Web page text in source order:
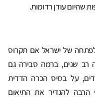
שהיום עודן רדומות.
לפתחה של ישראל אם תקרוס
רב שנים, ברמה סבירה גם
על בסיס הכרה הדדית
הרבה להגדיר את התיאום